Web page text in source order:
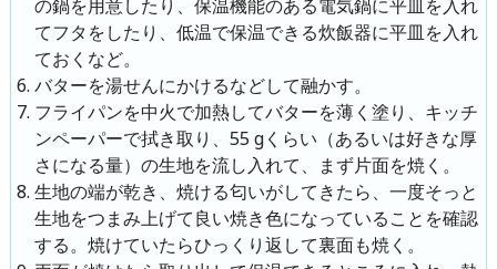
の鍋を用意したり、保温機能のある電気鍋に平皿を入れ
てフタをしたり、低温で保温できる炊飯器に平皿を入れ
ておくなど。
バターを湯せんにかけるなどして融かす。
フライパンを中火で加熱してバターを薄く塗り、キッチ
ンペーパーで拭き取り、55 gくらい（あるいは好きな厚
さになる量）の生地を流し入れて、まず片面を焼く。
生地の端が乾き、焼ける匂いがしてきたら、一度そっと
生地をつまみ上げて良い焼き色になっていることを確認
する。焼けていたらひっくり返して裏面も焼く。